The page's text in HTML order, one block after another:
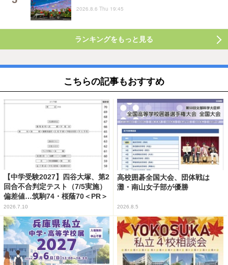
2026.8.6 Thu 19:45
ランキングをもっと見る
こちらの記事もおすすめ
【中学受験2027】四谷大塚、第2
回合不合判定テスト（7/5実施）
偏差値…筑駒74・桜蔭70＜PR＞
2026.7.10
高校囲碁全国大会、団体戦は
灘・南山女子部が優勝
2026.8.5